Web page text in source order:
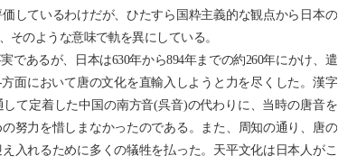
しているわけだが、ひたすら国粋主義的な観点から日本の
そのような意味で軌を異にしている。
であるが、日本は630年から894年までの約260年にかけ、遣
面において唐の文化を直輸入しようと力を尽くした。漢字
て定着した中国の南方音(呉音)の代わりに、当時の唐音を
の努力を惜しまなかったのである。また、周知の通り、唐の
入れるために多くの犠牲を払った。天平文化は日本人がこ